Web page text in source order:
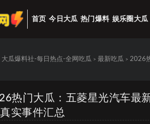
首页 今日大瓜 热门爆料 娱乐圈大瓜
大瓜爆料社-每日热点-全网吃瓜 > 最新吃瓜 > 2026
热门大瓜：五菱星光汽车最
实事件汇总